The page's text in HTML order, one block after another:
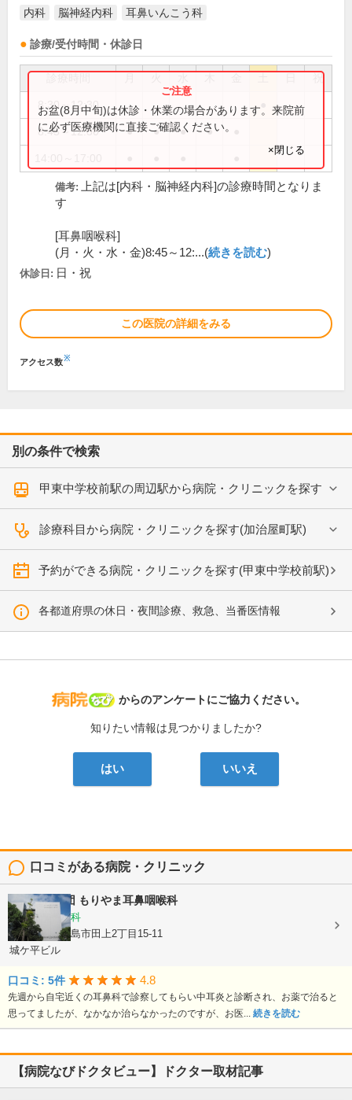
内科 脳神経内科 耳鼻いんこう科
診療/受付時間・休診日
祝
8:30～12:30
8:45～12:30 ● ● ● ●
お盆(8月中旬)は休診・休業の場合があります。来院前
に必ず医療機関に直接ご確認ください。
×閉じる
備考:
上記は[内科・脳神経内科]の診療時間となりま
す
[耳鼻咽喉科]
(月・火・水・金)8:45～12:...(続きを読む)
休診日: 日・祝
この医院の詳細をみる
アクセス数※
別の条件で検索
甲東中学校前駅の周辺駅から病院・クリニックを探す
診療科目から病院・クリニックを探す(加治屋町駅)
予約ができる病院・クリニックを探す(甲東中学校前駅)
各都道府県の休日・夜間診療、救急、当番医情報
病院なび
からのアンケートにご協力ください。
知りたい情報は見つかりましたか?
はい いいえ
口コミがある病院・クリニック
医療法人社団 もりやま耳鼻咽喉科
耳鼻いんこう科
鹿児島県鹿児島市田上2丁目15-11
城ケ平ビル
口コミ: 5件 4.8
先週から自宅近くの耳鼻科で診察してもらい中耳炎と診断され、お薬で治ると
思ってましたが、なかなか治らなかったのですが、お医... 続きを読む
【病院なびドクタビュー】ドクター取材記事